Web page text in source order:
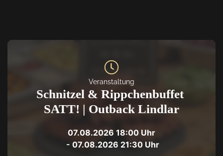
Veranstaltung
Schnitzel & Rippchenbuffet
SATT! | Outback Lindlar
07.08.2026 18:00 Uhr
- 07.08.2026 21:30 Uhr